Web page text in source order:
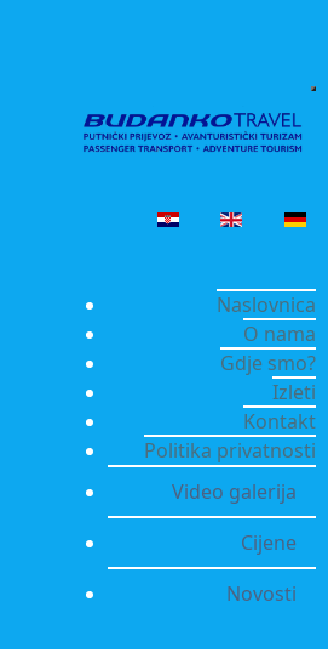
Naslovnica
O nama
Gdje smo?
Izleti
Kontakt
Politika privatnosti
Video galerija
Cijene
Novosti